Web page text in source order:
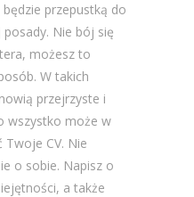
przepustką do
Nie bój się
możesz to
W takich
przejrzyste i
wszystko może w
Twoje CV. Nie
o sobie. Napisz o
a także